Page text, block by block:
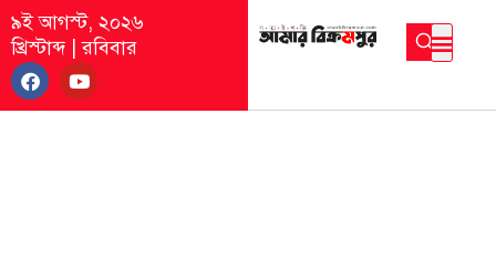
৯ই আগস্ট, ২০২৬
খ্রিস্টাব্দ|রবিবার